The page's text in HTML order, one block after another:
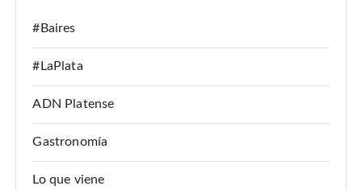
#Baires
#LaPlata
ADN Platense
Gastronomía
Lo que viene